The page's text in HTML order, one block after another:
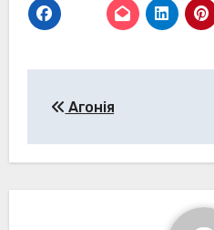
записів
Агонія